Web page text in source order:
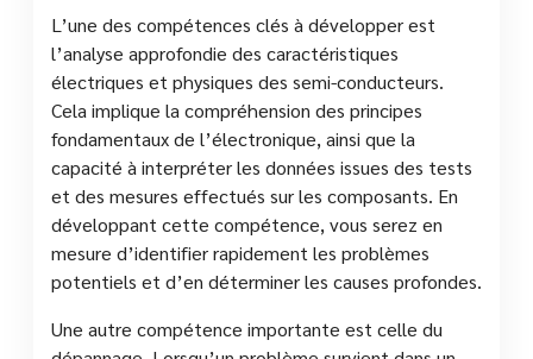
L’une des compétences clés à développer est
l’analyse approfondie des caractéristiques
électriques et physiques des semi-conducteurs.
Cela implique la compréhension des principes
fondamentaux de l’électronique, ainsi que la
capacité à interpréter les données issues des tests
et des mesures effectués sur les composants. En
développant cette compétence, vous serez en
mesure d’identifier rapidement les problèmes
potentiels et d’en déterminer les causes profondes.
Une autre compétence importante est celle du